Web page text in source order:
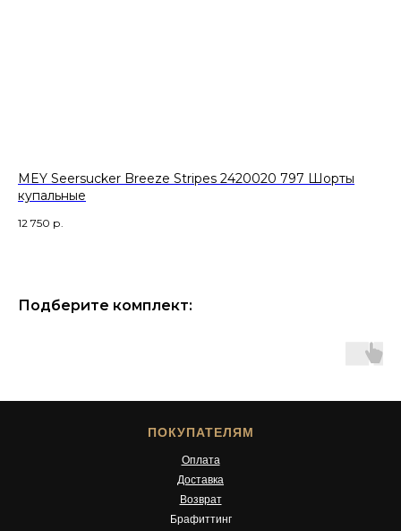
MEY Seersucker Breeze Stripes 2420020 797 Шорты
купальные
12 750 р.
Подберите комплект:
ПОКУПАТЕЛЯМ
Оплата
Доставка
Брафиттинг
Возврат